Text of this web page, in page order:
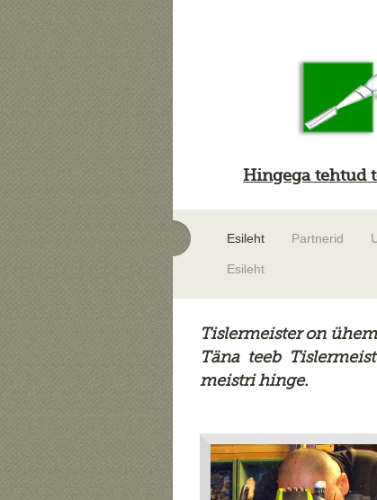
Hingega tehtud
Esileht Partnerid
Esileht
Tislermeister on
Täna teeb
meistri hinge.